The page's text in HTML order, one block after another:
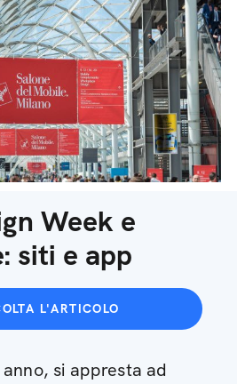
Week e
siti e app
L'ARTICOLO
si appresta ad